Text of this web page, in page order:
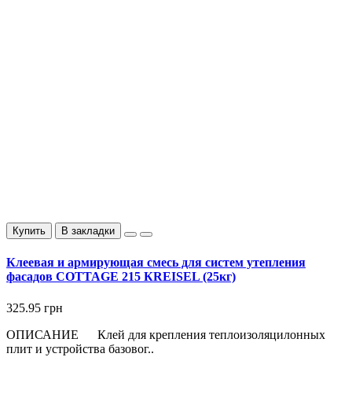
Купить В закладки
Клеевая и армирующая смесь для систем утепления
фасадов COTTAGE 215 КREISEL (25кг)
325.95 грн
ОПИСАНИЕ Клей для крепления теплоизоляцилонных
плит и устройства базовог..